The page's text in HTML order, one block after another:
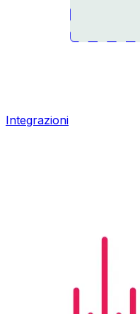
Integrazioni